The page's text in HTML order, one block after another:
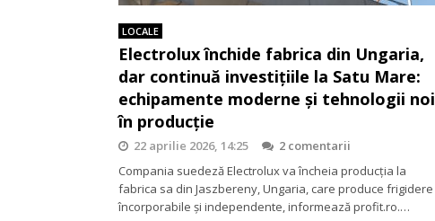
LOCALE
Electrolux închide fabrica din Ungaria,
dar continuă investițiile la Satu Mare:
echipamente moderne și tehnologii noi
în producție
22 aprilie 2026, 14:25
2 comentarii
Compania suedeză Electrolux va încheia producția la
fabrica sa din Jaszbereny, Ungaria, care produce frigidere
încorporabile și independente, informează profit.ro.…